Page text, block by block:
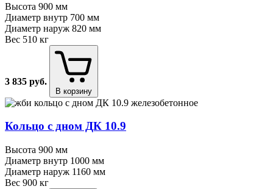
Высота 900 мм
Диаметр внутр 700 мм
Диаметр наруж 820 мм
Вес 510 кг
3 835 руб.
В корзину
Кольцо с дном ДК 10.9
Высота 900 мм
Диаметр внутр 1000 мм
Диаметр наруж 1160 мм
Вес 900 кг